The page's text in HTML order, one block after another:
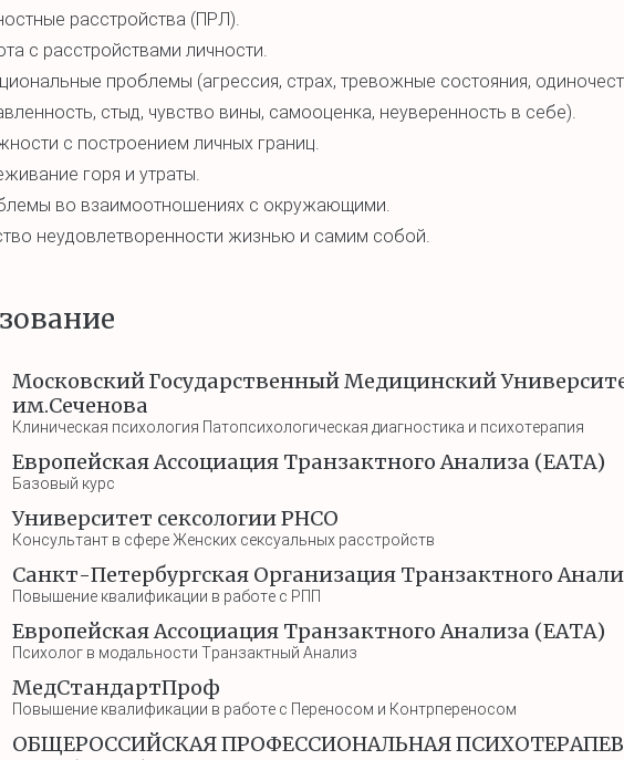
расстройства (ПРЛ).
с расстройствами личности.
проблемы (агрессия, страх, тревожные состояния,
стыд, чувство вины, самооценка, неуверенность в себе).
с построением личных границ.
горя и утраты.
во взаимоотношениях с окружающими.
неудовлетворенности жизнью и самим собой.
Московский Государственный Медицинский
им.Сеченова
Клиническая психология Патопсихологическая диагностика и психотерапия
Европейская Ассоциация Транзактного Анализа (EATA)
Базовый курс
Университет сексологии РНСО
Консультант в сфере Женских сексуальных расстройств
Санкт-Петербургская Организация Транзактного
Повышение квалификации в работе с РПП
Европейская Ассоциация Транзактного Анализа (EATA)
Психолог в модальности Транзактный Анализ
МедСтандартПроф
Повышение квалификации в работе с Переносом и Контрпереносом
ОБЩЕРОССИЙСКАЯ ПРОФЕССИОНАЛЬНАЯ